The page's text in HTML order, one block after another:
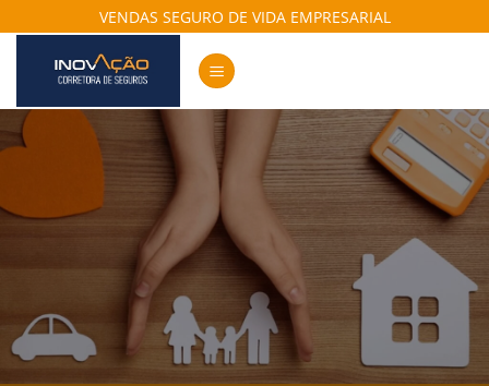
to
content
VENDAS SEGURO DE VIDA EMPRESARIAL